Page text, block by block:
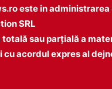
este in administrarea
SRL
totală sau parțială a
cu acordul expres al